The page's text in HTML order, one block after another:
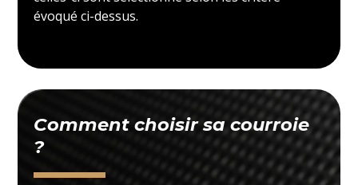
évoqué ci-dessus.
Comment choisir sa courroie
?